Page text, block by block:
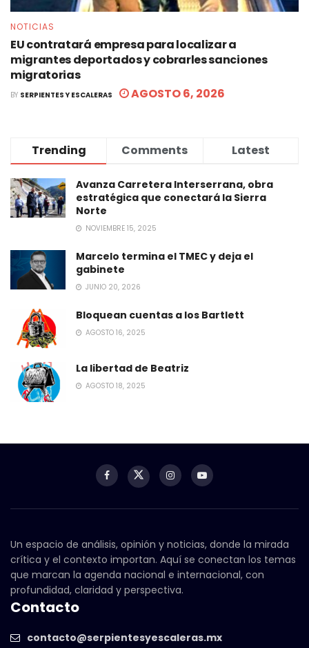
NOTICIAS
EU contratará empresa para localizar a
migrantes deportados y cobrarles sanciones
migratorias
BY SERPIENTES Y ESCALERAS AGOSTO 6, 2026
Trending Comments Latest
Avanza Carretera Interserrana, obra
estratégica que conectará la Sierra
Norte
NOVIEMBRE 15, 2025
Marcelo termina el TMEC y deja el
gabinete
JUNIO 20, 2026
Bloquean cuentas a los Bartlett
AGOSTO 16, 2025
La libertad de Beatriz
AGOSTO 18, 2025
Un espacio de análisis, opinión y noticias, donde la mirada
crítica y el contexto importan. Aquí se conectan los temas
que marcan la agenda nacional e internacional, con
profundidad, claridad y perspectiva.
Contacto
contacto@serpientesyescaleras.mx